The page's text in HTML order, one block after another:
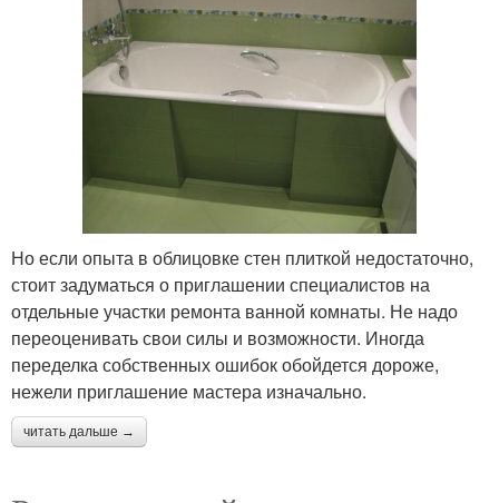
Но если опыта в облицовке стен плиткой недостаточно,
стоит задуматься о приглашении специалистов на
отдельные участки ремонта ванной комнаты. Не надо
переоценивать свои силы и возможности. Иногда
переделка собственных ошибок обойдется дороже,
нежели приглашение мастера изначально.
читать дальше →